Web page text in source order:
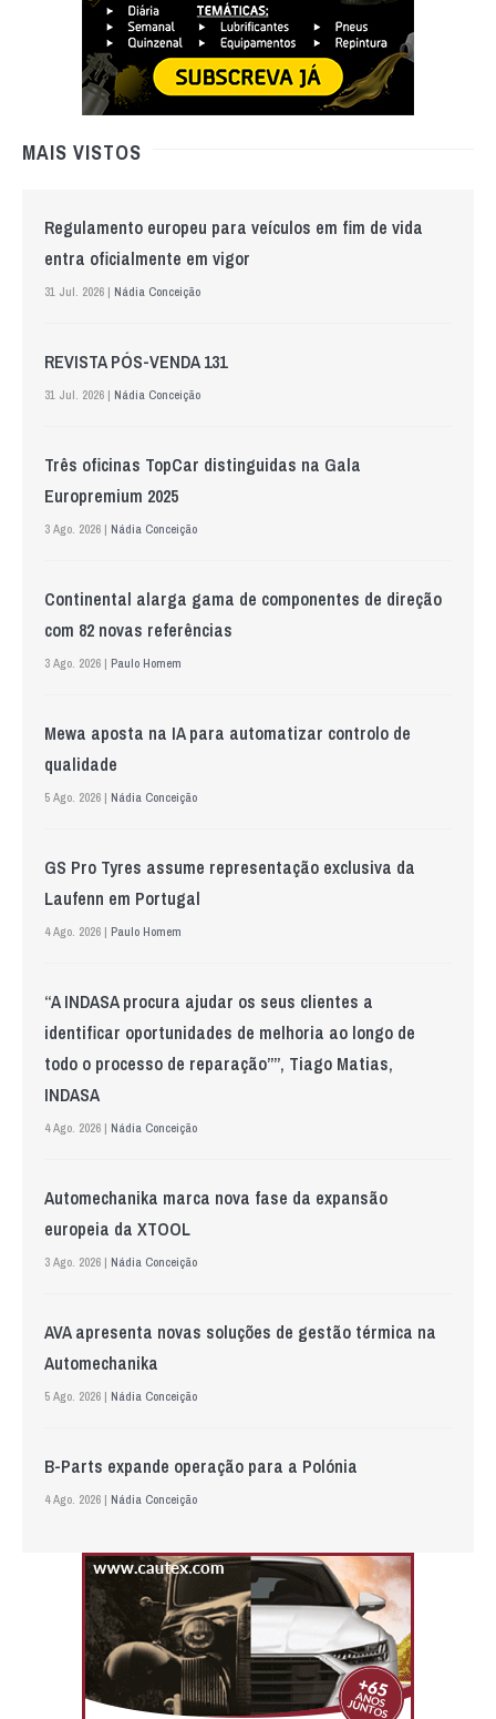
MAIS VISTOS
Regulamento europeu para veículos em fim de vida
entra oficialmente em vigor
31 Jul. 2026 | Nádia Conceição
REVISTA PÓS-VENDA 131
31 Jul. 2026 | Nádia Conceição
Três oficinas TopCar distinguidas na Gala
Europremium 2025
3 Ago. 2026 | Nádia Conceição
Continental alarga gama de componentes de direção
com 82 novas referências
3 Ago. 2026 | Paulo Homem
Mewa aposta na IA para automatizar controlo de
qualidade
5 Ago. 2026 | Nádia Conceição
GS Pro Tyres assume representação exclusiva da
Laufenn em Portugal
4 Ago. 2026 | Paulo Homem
“A INDASA procura ajudar os seus clientes a
identificar oportunidades de melhoria ao longo de
todo o processo de reparação””, Tiago Matias,
INDASA
4 Ago. 2026 | Nádia Conceição
Automechanika marca nova fase da expansão
europeia da XTOOL
3 Ago. 2026 | Nádia Conceição
AVA apresenta novas soluções de gestão térmica na
Automechanika
5 Ago. 2026 | Nádia Conceição
B-Parts expande operação para a Polónia
4 Ago. 2026 | Nádia Conceição